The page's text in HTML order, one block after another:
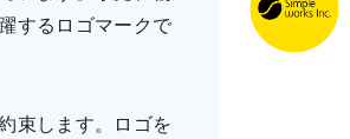
するロゴマークで
束します。ロゴを